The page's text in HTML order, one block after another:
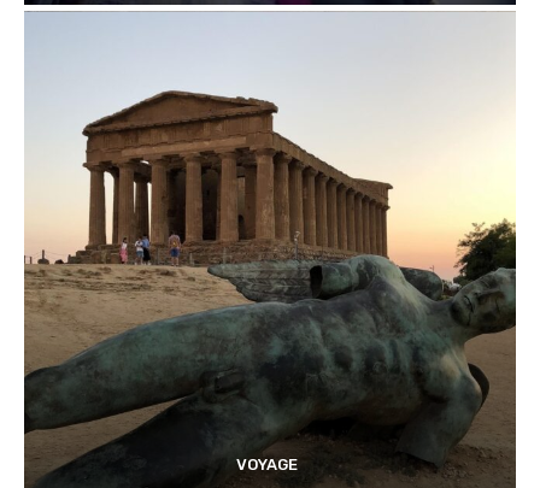
VOYAGE